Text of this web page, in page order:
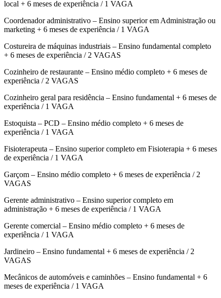
local + 6 meses de experiência / 1 VAGA
Coordenador administrativo – Ensino superior em Administração ou
marketing + 6 meses de experiência / 1 VAGA
Costureira de máquinas industriais – Ensino fundamental completo
+ 6 meses de experiência / 2 VAGAS
Cozinheiro de restaurante – Ensino médio completo + 6 meses de
experiência / 2 VAGAS
Cozinheiro geral para residência – Ensino fundamental + 6 meses de
experiência / 1 VAGA
Estoquista – PCD – Ensino médio completo + 6 meses de
experiência / 1 VAGA
Fisioterapeuta – Ensino superior completo em Fisioterapia + 6 meses
de experiência / 1 VAGA
Garçom – Ensino médio completo + 6 meses de experiência / 2
VAGAS
Gerente administrativo – Ensino superior completo em
administração + 6 meses de experiência / 1 VAGA
Gerente comercial – Ensino médio completo + 6 meses de
experiência / 1 VAGA
Jardineiro – Ensino fundamental + 6 meses de experiência / 2
VAGAS
Mecânicos de automóveis e caminhões – Ensino fundamental + 6
meses de experiência / 1 VAGA